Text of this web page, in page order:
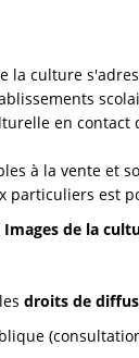
la culture
en contact
à la vente et
particuliers est
Images de la
droits de